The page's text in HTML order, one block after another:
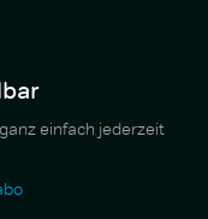
einfach jederzeit